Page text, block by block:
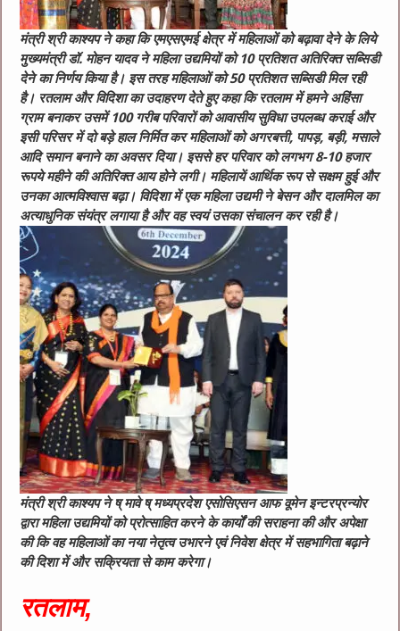
मंत्री श्री काश्यप ने कहा कि एमएसएमई क्षेत्र में महिलाओं को बढ़ावा देने के लिये
मुख्यमंत्री डॉ. मोहन यादव ने महिला उद्यमियों को 10 प्रतिशत अतिरिक्त सब्सिडी
देने का निर्णय किया है। इस तरह महिलाओं को 50 प्रतिशत सब्सिडी मिल रही
है। रतलाम और विदिशा का उदाहरण देते हुए कहा कि रतलाम में हमने अहिंसा
ग्राम बनाकर उसमें 100 गरीब परिवारों को आवासीय सुविधा उपलब्ध कराई और
इसी परिसर में दो बड़े हाल निर्मित कर महिलाओं को अगरबत्ती, पापड़, बड़ी, मसाले
आदि समान बनाने का अवसर दिया। इससे हर परिवार को लगभग 8-10 हजार
रूपये महीने की अतिरिक्त आय होने लगी। महिलायें आर्थिक रूप से सक्षम हुई और
उनका आत्मविश्वास बढ़ा। विदिशा में एक महिला उद्यमी ने बेसन और दालमिल का
अत्याधुनिक संयंत्र लगाया है और वह स्वयं उसका संचालन कर रही है।
मंत्री श्री काश्यप ने ष् मावे ष् मध्यप्रदेश एसोसिएसन आफ वूमेन इन्टरप्रन्योर
द्वारा महिला उद्यमियों को प्रोत्साहित करने के कार्यों की सराहना की और अपेक्षा
की कि वह महिलाओं का नया नेतृत्व उभारने एवं निवेश क्षेत्र में सहभागिता बढ़ाने
की दिशा में और सक्रियता से काम करेगा।
रतलाम,